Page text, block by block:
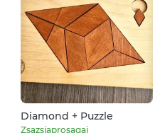
Diamond + Puzzle
Zsazsiaprosagai